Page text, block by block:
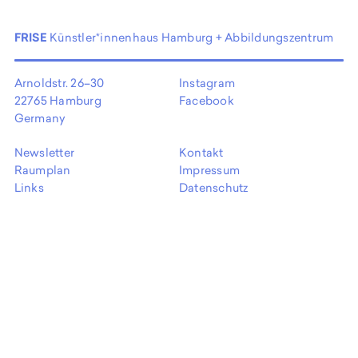
FRISE Künstler*innenhaus Hamburg + Abbildungszentrum
Arnoldstr. 26–30
22765 Hamburg
Germany
Instagram
Facebook
Newsletter
Raumplan
Links
Kontakt
Impressum
Datenschutz